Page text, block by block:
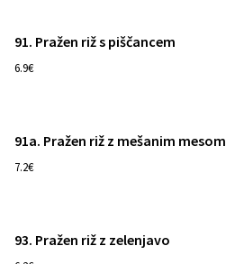
91. Pražen riž s piščancem
6.9€
91a. Pražen riž z mešanim mesom
7.2€
93. Pražen riž z zelenjavo